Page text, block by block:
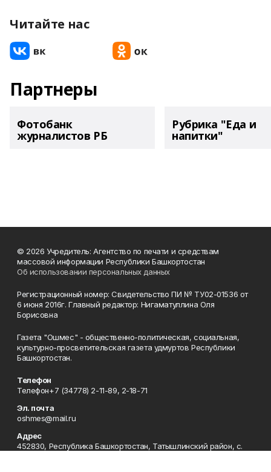
Читайте нас
Партнеры
Фотобанк
журналистов РБ
Рубрика "Еда и
напитки"
© 2026 Учредитель: Агентство по печати и средствам
массовой информации Республики Башкортостан
Об использовании персональных данных
Регистрационный номер: Свидетельство ПИ № ТУ02-01536 от
6 июня 2016г. Главный редактор: Нигаматуллина Оля
Борисовна
Газета "Ошмес" - общественно-политическая, социальная,
культурно-просветительская газета удмуртов Республики
Башкортостан.
Телефон
Телефон+7 (34778) 2-11-89, 2-18-71
Эл. почта
oshmes@mail.ru
Адрес
452830, Республика Башкортостан, Татышлинский район, с.